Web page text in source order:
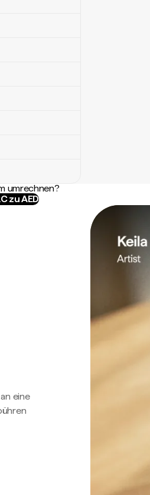
umrechnen?
zu AED
eine